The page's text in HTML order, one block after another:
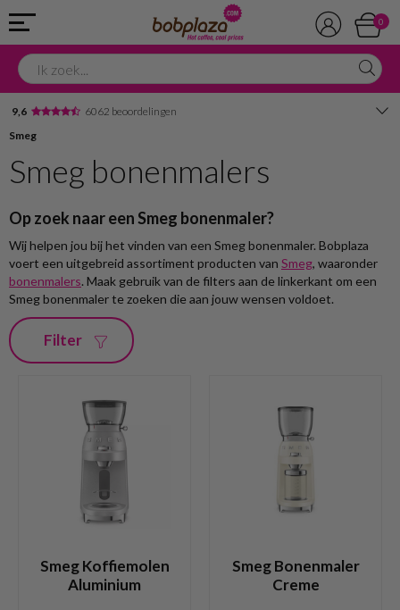
0
9,6 6062 beoordelingen
Advies in onze winkel
Smeg
Smeg bonenmalers
Op zoek naar een Smeg bonenmaler?
Wij helpen jou bij het vinden van een Smeg bonenmaler. Bobplaza
voert een uitgebreid assortiment producten van Smeg, waaronder
bonenmalers. Maak gebruik van de filters aan de linkerkant om een
Smeg bonenmaler te zoeken die aan jouw wensen voldoet.
Filter
Smeg Koffiemolen
Aluminium
Smeg Bonenmaler
Creme